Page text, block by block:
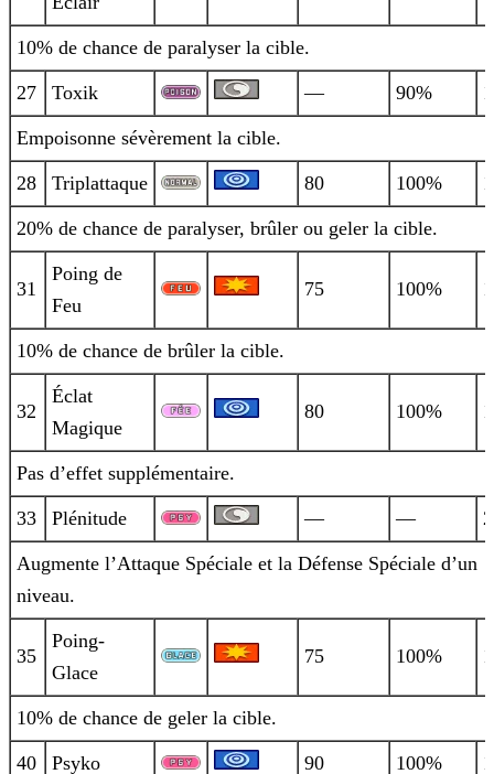
10% de chance de paralyser la cible.
27 Toxik — 90%
Empoisonne sévèrement la cible.
28 Triplattaque 80 100%
20% de chance de paralyser, brûler ou geler la cible.
31
Poing de
Feu
75 100%
10% de chance de brûler la cible.
32
Éclat
Magique
80 100%
Pas d’effet supplémentaire.
33 Plénitude — —
Augmente l’Attaque Spéciale et la Défense Spéciale d’un
niveau.
35
Poing-
Glace
75 100%
10% de chance de geler la cible.
40 Psyko 90 100%